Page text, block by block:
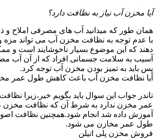
آیا مخزن آب نیاز به نظافت دارد؟
همان طور که میدانید آب های مصرفی املاح و
با عدم توجه به نظافت مخزن آب می تواند مزه و
دهند که این موضوع بسیار ناخوشایند است و
آسیب به سلامت جسمانی افراد که از آن آب
پس باید به تمیز بودن مخزن آب توجه کرد.
آیا نظافت مخزن آب باعث کاهش طول عمر
تاندر جواب این سوال باید بگویم خیر،زیرا
عمر مخزن ندارد به شرط آن که نظافت
آموزش داده شد انجام شود.همچنین نظافت
طول عمر مخازن می شود.
فروش مخزن پلی اتیلن